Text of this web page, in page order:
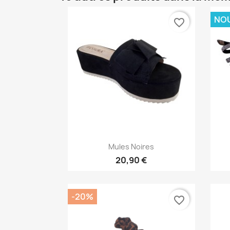
Aperçu rapide
Mules Noires
20,90 €
favorite_border
-20% favorite_border